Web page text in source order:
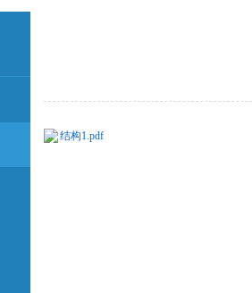
结构1.pdf